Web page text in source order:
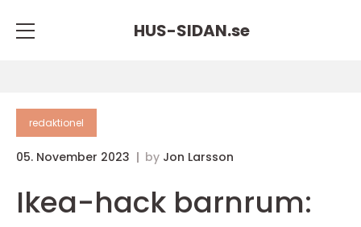
HUS-SIDAN.se
redaktionel
05. November 2023 by Jon Larsson
Ikea-hack barnrum: